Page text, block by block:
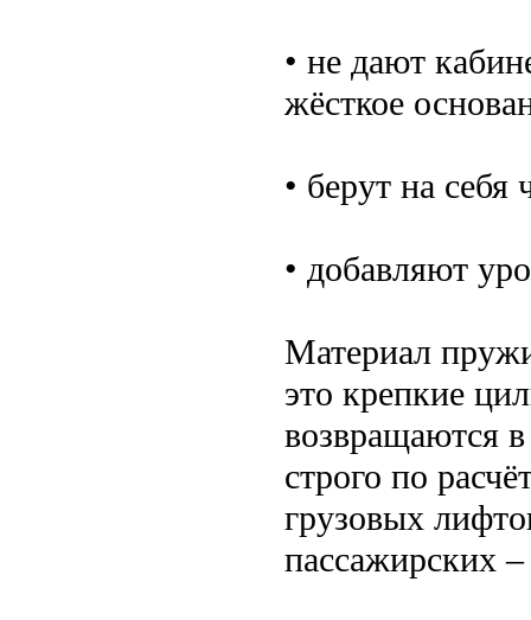
• не дают
жёсткое
• берут на себя
• добавляют
Материал
это крепкие
возвращаются
строго по
грузовых
пассажирских